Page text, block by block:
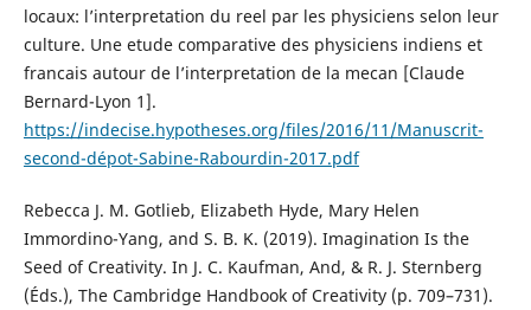
locaux: l’interpretation du reel par les physiciens selon leur
culture. Une etude comparative des physiciens indiens et
francais autour de l’interpretation de la mecan [Claude
Bernard-Lyon 1].
https://indecise.hypotheses.org/files/2016/11/Manuscrit-
second-dépot-Sabine-Rabourdin-2017.pdf
Rebecca J. M. Gotlieb, Elizabeth Hyde, Mary Helen
Immordino-Yang, and S. B. K. (2019). Imagination Is the
Seed of Creativity. In J. C. Kaufman, And, & R. J. Sternberg
(Éds.), The Cambridge Handbook of Creativity (p. 709–731).